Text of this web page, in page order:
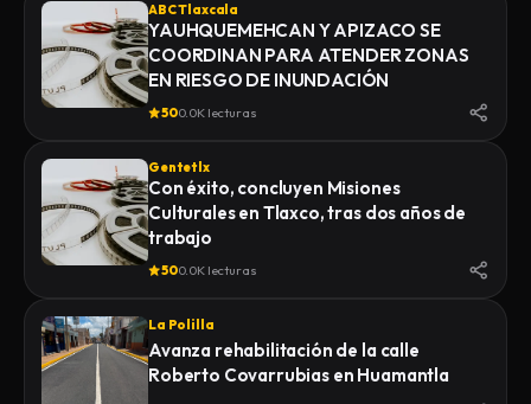
ABC Tlaxcala
YAUHQUEMEHCAN Y APIZACO SE
COORDINAN PARA ATENDER ZONAS
EN RIESGO DE INUNDACIÓN
500.0K lecturas
Gentetlx
Con éxito, concluyen Misiones
Culturales en Tlaxco, tras dos años de
trabajo
500.0K lecturas
La Polilla
Avanza rehabilitación de la calle
Roberto Covarrubias en Huamantla